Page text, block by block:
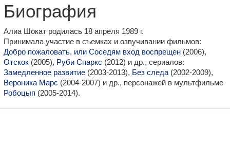
Биография
Алиа Шокат родилась 18 апреля 1989 г.
Принимала участие в съемках и озвучивании фильмов:
Добро пожаловать, или Соседям вход воспрещен (2006),
Отскок (2005), Руби Спаркс (2012) и др., сериалов:
Замедленное развитие (2003-2013), Без следа (2002-2009),
Вероника Марс (2004-2007) и др., персонажей в мультфильме
Робоцып (2005-2014).